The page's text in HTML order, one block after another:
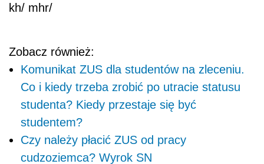
kh/ mhr/
Zobacz również:
Komunikat ZUS dla studentów na zleceniu.
Co i kiedy trzeba zrobić po utracie statusu
studenta? Kiedy przestaje się być
studentem?
Czy należy płacić ZUS od pracy
cudzoziemca? Wyrok SN